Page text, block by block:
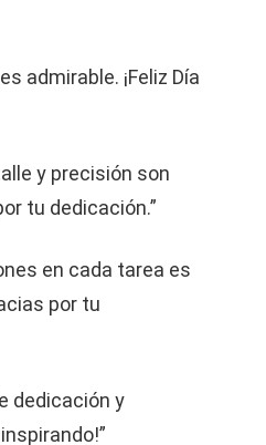
admirable. ¡Feliz Día
y precisión son
tu dedicación.”
en cada tarea es
por tu
dedicación y